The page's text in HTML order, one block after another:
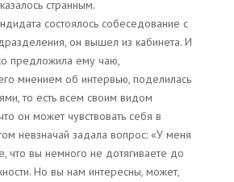
странным.
состоялось собеседование с
он вышел из кабинета. И
предложила ему чаю,
мнением об интервью, поделилась
то есть всем своим видом
он может чувствовать себя в
невзначай задала вопрос: «У меня
что вы немного не дотягиваете до
Но вы нам интересны, может,